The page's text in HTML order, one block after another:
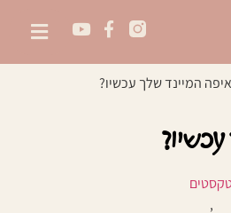
איפה המיינד שלך עכשיו?
,